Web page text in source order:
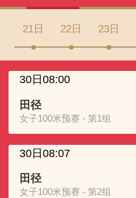
21日 22日 23日
30日08:00
田径
女子100米预赛 - 第1组
30日08:07
田径
女子100米预赛 - 第2组